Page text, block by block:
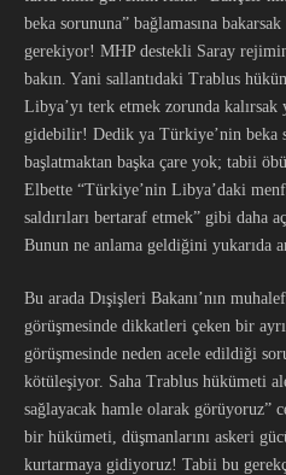
beka sorununa” bağlamasına
gerekiyor! MHP destekli Saray
bakın. Yani sallantıdaki Trablus
Libya’yı terk etmek zorunda kalırsak
gidebilir! Dedik ya Türkiye’nin beka
başlatmaktan başka çare yok; tabii
Elbette “Türkiye’nin Libya’daki
saldırıları bertaraf etmek” gibi daha
Bunun ne anlama geldiğini yukarıda
Bu arada Dışişleri Bakanı’nın
görüşmesinde dikkatleri çeken bir
görüşmesinde neden acele edildiği
kötüleşiyor. Saha Trablus hükümeti
sağlayacak hamle olarak görüyoruz”
bir hükümeti, düşmanlarını askeri
kurtarmaya gidiyoruz! Tabii bu